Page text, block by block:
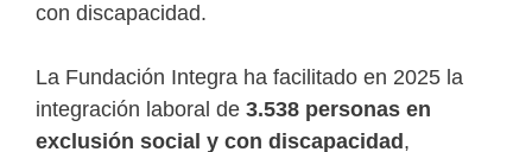
con discapacidad.
La Fundación Integra ha facilitado en 2025 la
integración laboral de 3.538 personas en
exclusión social y con discapacidad ,